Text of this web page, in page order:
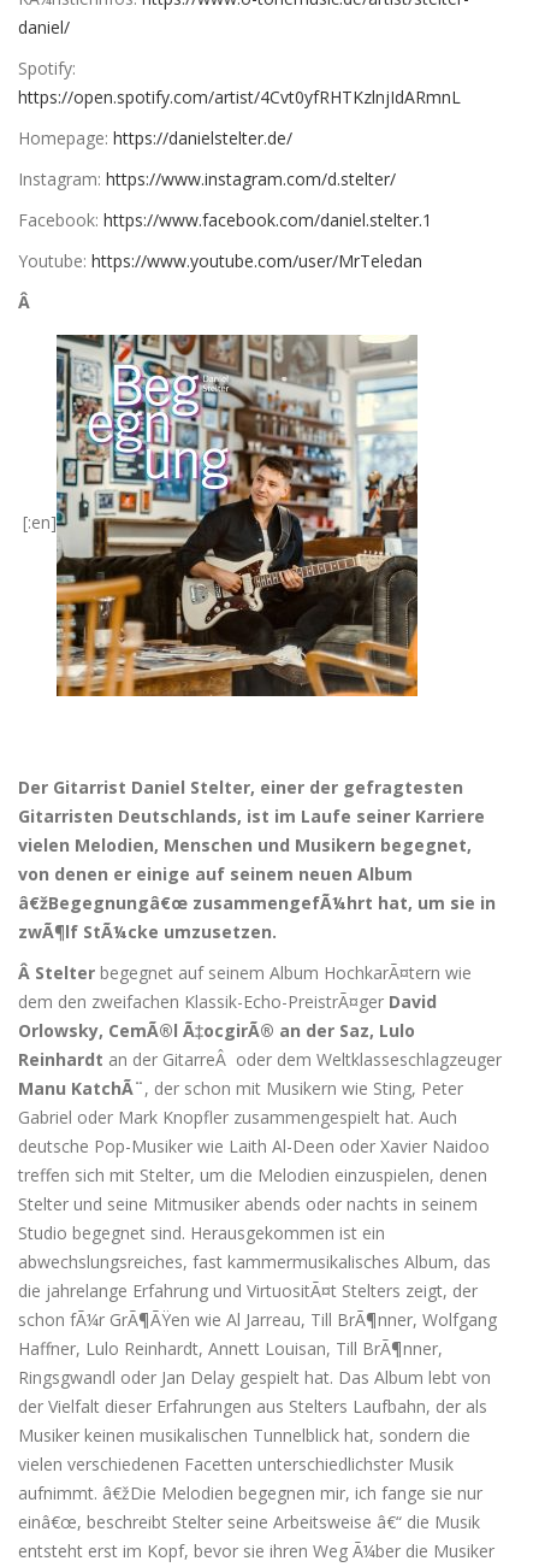
daniel/
Spotify:
https://open.spotify.com/artist/4Cvt0yfRHTKzlnjIdARmnL
Homepage: https://danielstelter.de/
Instagram: https://www.instagram.com/d.stelter/
Facebook: https://www.facebook.com/daniel.stelter.1
Youtube: https://www.youtube.com/user/MrTeledan
Â
[:en]
Der Gitarrist Daniel Stelter, einer der gefragtesten
Gitarristen Deutschlands, ist im Laufe seiner Karriere
vielen Melodien, Menschen und Musikern begegnet,
von denen er einige auf seinem neuen Album
â€žBegegnungâ€œ zusammengefÃ¼hrt hat, um sie in
zwÃ¶lf StÃ¼cke umzusetzen.
Â Stelter begegnet auf seinem Album HochkarÃ¤tern wie
dem den zweifachen Klassik-Echo-PreistrÃ¤ger David
Orlowsky, CemÃ®l Ã‡ocgirÃ® an der Saz, Lulo
Reinhardt an der GitarreÂ oder dem Weltklasseschlagzeuger
Manu KatchÃ¨, der schon mit Musikern wie Sting, Peter
Gabriel oder Mark Knopfler zusammengespielt hat. Auch
deutsche Pop-Musiker wie Laith Al-Deen oder Xavier Naidoo
treffen sich mit Stelter, um die Melodien einzuspielen, denen
Stelter und seine Mitmusiker abends oder nachts in seinem
Studio begegnet sind. Herausgekommen ist ein
abwechslungsreiches, fast kammermusikalisches Album, das
die jahrelange Erfahrung und VirtuositÃ¤t Stelters zeigt, der
schon fÃ¼r GrÃ¶ÃŸen wie Al Jarreau, Till BrÃ¶nner, Wolfgang
Haffner, Lulo Reinhardt, Annett Louisan, Till BrÃ¶nner,
Ringsgwandl oder Jan Delay gespielt hat. Das Album lebt von
der Vielfalt dieser Erfahrungen aus Stelters Laufbahn, der als
Musiker keinen musikalischen Tunnelblick hat, sondern die
vielen verschiedenen Facetten unterschiedlichster Musik
aufnimmt. â€žDie Melodien begegnen mir, ich fange sie nur
einâ€œ, beschreibt Stelter seine Arbeitsweise â€“ die Musik
entsteht erst im Kopf, bevor sie ihren Weg Ã¼ber die Musiker